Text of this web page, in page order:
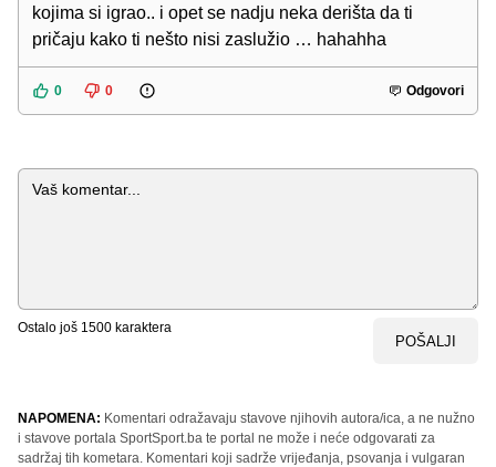
kojima si igrao.. i opet se nadju neka derišta da ti
pričaju kako ti nešto nisi zaslužio … hahahha
0 0 Odgovori
Komentar
Ostalo još 1500 karaktera
POŠALJI
NAPOMENA: Komentari odražavaju stavove njihovih autora/ica, a ne nužno
i stavove portala SportSport.ba te portal ne može i neće odgovarati za
sadržaj tih kometara. Komentari koji sadrže vrijeđanja, psovanja i vulgaran